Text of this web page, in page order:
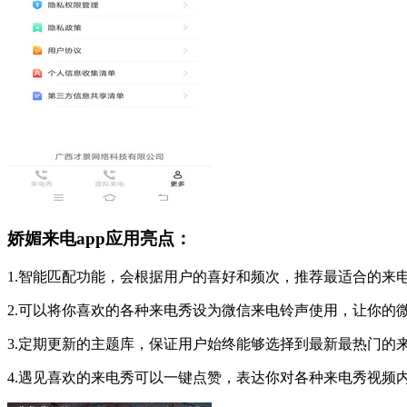
娇媚来电app应用亮点：
1.智能匹配功能，会根据用户的喜好和频次，推荐最适合的来
2.可以将你喜欢的各种来电秀设为微信来电铃声使用，让你的
3.定期更新的主题库，保证用户始终能够选择到最新最热门的
4.遇见喜欢的来电秀可以一键点赞，表达你对各种来电秀视频